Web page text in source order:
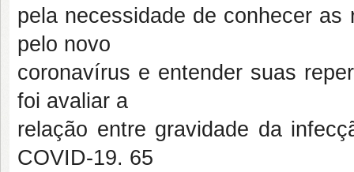
pela necessidade de conhecer
pelo novo
coronavírus e entender suas
foi avaliar a
relação entre gravidade da
COVID-19. 65